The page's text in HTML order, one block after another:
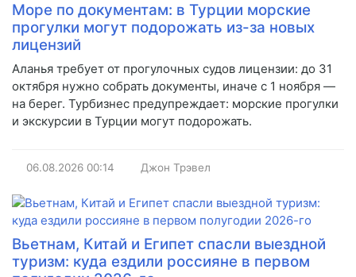
Море по документам: в Турции морские
прогулки могут подорожать из-за новых
лицензий
Аланья требует от прогулочных судов лицензии: до 31
октября нужно собрать документы, иначе с 1 ноября —
на берег. Турбизнес предупреждает: морские прогулки
и экскурсии в Турции могут подорожать.
06.08.2026 00:14 Джон Трэвел
Вьетнам, Китай и Египет спасли выездной
туризм: куда ездили россияне в первом